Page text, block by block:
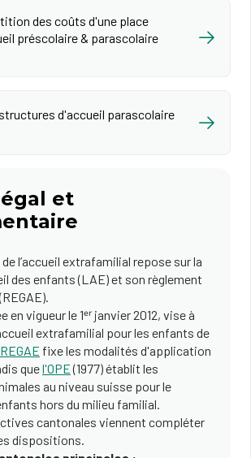
des coûts d'une place
préscolaire & parascolaire
d'accueil parascolaire
et
l’accueil extrafamilial repose sur la
des enfants (LAE) et son règlement
en vigueur le 1ᵉʳ janvier 2012, vise à
extrafamilial pour les enfants de
REG​AE​ fixe les modalités d'application
quel'​OPE​(1977) établit les
au niveau suisse po​ur le
hors du milieu familial.
cantonales viennent compléter
dispositions.